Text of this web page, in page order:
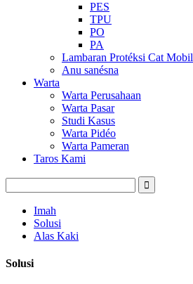
PES
TPU
PO
PA
Lambaran Protéksi Cat Mobil
Anu sanésna
Warta
Warta Perusahaan
Warta Pasar
Studi Kasus
Warta Pidéo
Warta Pameran
Taros Kami
Imah
Solusi
Alas Kaki
Solusi